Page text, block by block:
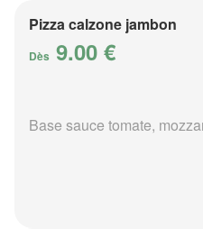
Pizza calzone jambon
Dès 9.00 €
Base sauce tomate,